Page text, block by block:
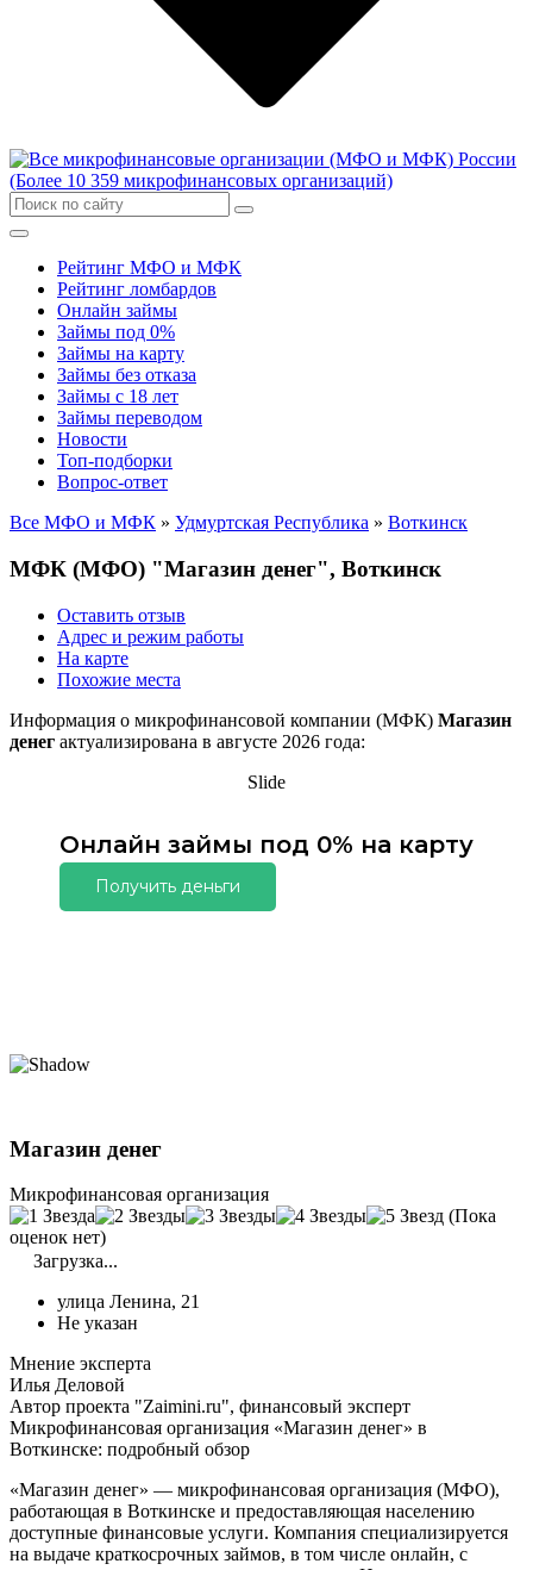
Рейтинг МФО и МФК
Рейтинг ломбардов
Онлайн займы
Займы под 0%
Займы на карту
Займы без отказа
Займы с 18 лет
Займы переводом
Новости
Топ-подборки
Вопрос-ответ
Все МФО и МФК » Удмуртская Республика » Воткинск
МФК (МФО) "Магазин денег", Воткинск
Оставить отзыв
Адрес и режим работы
На карте
Похожие места
Информация о микрофинансовой компании (МФК) Магазин
денег актуализирована в августе 2026 года:
Slide
Онлайн займы под 0% на карту
Получить деньги
Магазин денег
Микрофинансовая организация
(Пока
оценок нет)
Загрузка...
улица Ленина, 21
Не указан
Мнение эксперта
Илья Деловой
Автор проекта "Zaimini.ru", финансовый эксперт
Микрофинансовая организация «Магазин денег» в
Воткинске: подробный обзор
«Магазин денег» — микрофинансовая организация (МФО),
работающая в Воткинске и предоставляющая населению
доступные финансовые услуги. Компания специализируется
на выдаче краткосрочных займов, в том числе онлайн, с